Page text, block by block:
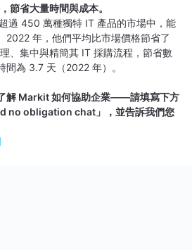
節省大量時間與成本。
過 450 萬種獨特 IT 產品的市場中，能
2022 年，他們平均比市場價格節省了
、集中與精簡其 IT 採購流程，節省數
間為 3.7 天（2022 年）。
解 Markit 如何協助企業——請填寫下方
no obligation chat」，並告訴我們您